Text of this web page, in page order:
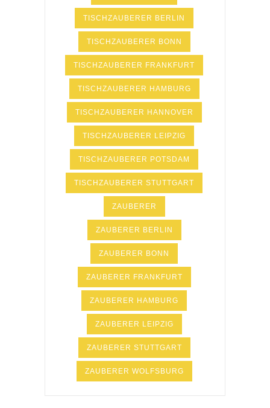
TISCHZAUBERER BERLIN
TISCHZAUBERER BONN
TISCHZAUBERER FRANKFURT
TISCHZAUBERER HAMBURG
TISCHZAUBERER HANNOVER
TISCHZAUBERER LEIPZIG
TISCHZAUBERER POTSDAM
TISCHZAUBERER STUTTGART
ZAUBERER
ZAUBERER BERLIN
ZAUBERER BONN
ZAUBERER FRANKFURT
ZAUBERER HAMBURG
ZAUBERER LEIPZIG
ZAUBERER STUTTGART
ZAUBERER WOLFSBURG